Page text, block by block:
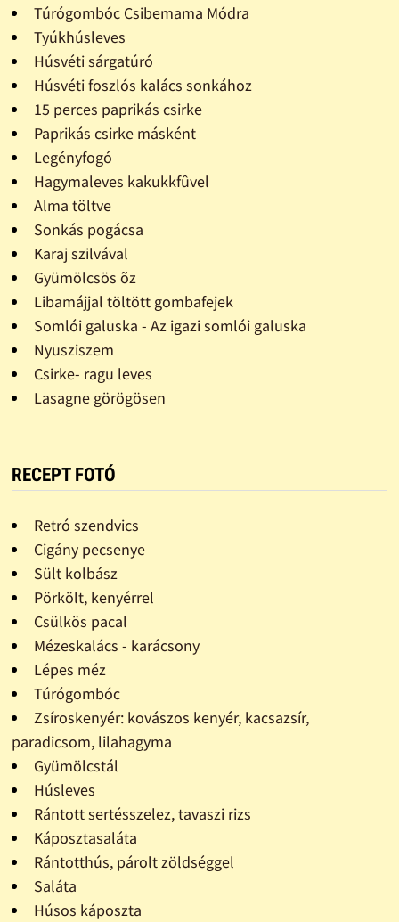
Túrógombóc Csibemama Módra
Tyúkhúsleves
Húsvéti sárgatúró
Húsvéti foszlós kalács sonkához
15 perces paprikás csirke
Paprikás csirke másként
Legényfogó
Hagymaleves kakukkfûvel
Alma töltve
Sonkás pogácsa
Karaj szilvával
Gyümölcsös õz
Libamájjal töltött gombafejek
Somlói galuska - Az igazi somlói galuska
Nyusziszem
Csirke- ragu leves
Lasagne görögösen
RECEPT FOTÓ
Retró szendvics
Cigány pecsenye
Sült kolbász
Pörkölt, kenyérrel
Csülkös pacal
Mézeskalács - karácsony
Lépes méz
Túrógombóc
Zsíroskenyér: kovászos kenyér, kacsazsír,
paradicsom, lilahagyma
Gyümölcstál
Húsleves
Rántott sertésszelez, tavaszi rizs
Káposztasaláta
Rántotthús, párolt zöldséggel
Saláta
Húsos káposzta